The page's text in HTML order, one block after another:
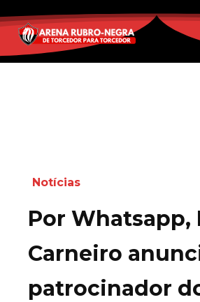
Notícias
Por Whatsapp,
Carneiro
patrocinador